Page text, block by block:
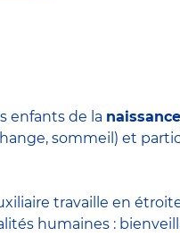
enfants de la
sommeil) et
travaille en
humaines :